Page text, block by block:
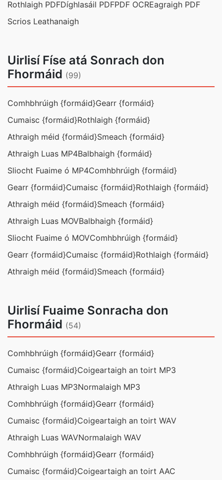
Rothlaigh PDFDíghlasáil PDFPDF OCREagraigh PDF
Scrios Leathanaigh
Uirlisí Físe atá Sonrach don
Fhormáid (99)
Comhbhrúigh {formáid}Gearr {formáid}
Cumaisc {formáid}Rothlaigh {formáid}
Athraigh méid {formáid}Smeach {formáid}
Athraigh Luas MP4Balbhaigh {formáid}
Sliocht Fuaime ó MP4Comhbhrúigh {formáid}
Gearr {formáid}Cumaisc {formáid}Rothlaigh {formáid}
Athraigh méid {formáid}Smeach {formáid}
Athraigh Luas MOVBalbhaigh {formáid}
Sliocht Fuaime ó MOVComhbhrúigh {formáid}
Gearr {formáid}Cumaisc {formáid}Rothlaigh {formáid}
Athraigh méid {formáid}Smeach {formáid}
Uirlisí Fuaime Sonracha don
Fhormáid (54)
Comhbhrúigh {formáid}Gearr {formáid}
Cumaisc {formáid}Coigeartaigh an toirt MP3
Athraigh Luas MP3Normalaigh MP3
Comhbhrúigh {formáid}Gearr {formáid}
Cumaisc {formáid}Coigeartaigh an toirt WAV
Athraigh Luas WAVNormalaigh WAV
Comhbhrúigh {formáid}Gearr {formáid}
Cumaisc {formáid}Coigeartaigh an toirt AAC